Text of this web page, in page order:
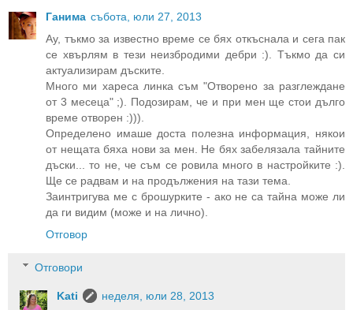
Ганима събота, юли 27, 2013
Ау, тъкмо за известно време се бях откъснала и сега пак
се хвърлям в тези неизбродими дебри :). Тъкмо да си
актуализирам дъските.
Много ми хареса линка съм "Отворено за разглеждане
от 3 месеца" ;). Подозирам, че и при мен ще стои дълго
време отворен :))).
Определено имаше доста полезна информация, някои
от нещата бяха нови за мен. Не бях забелязала тайните
дъски... то не, че съм се ровила много в настройките :).
Ще се радвам и на продължения на тази тема.
Заинтригува ме с брошурките - ако не са тайна може ли
да ги видим (може и на лично).
Отговор
Отговори
Kati
неделя, юли 28, 2013